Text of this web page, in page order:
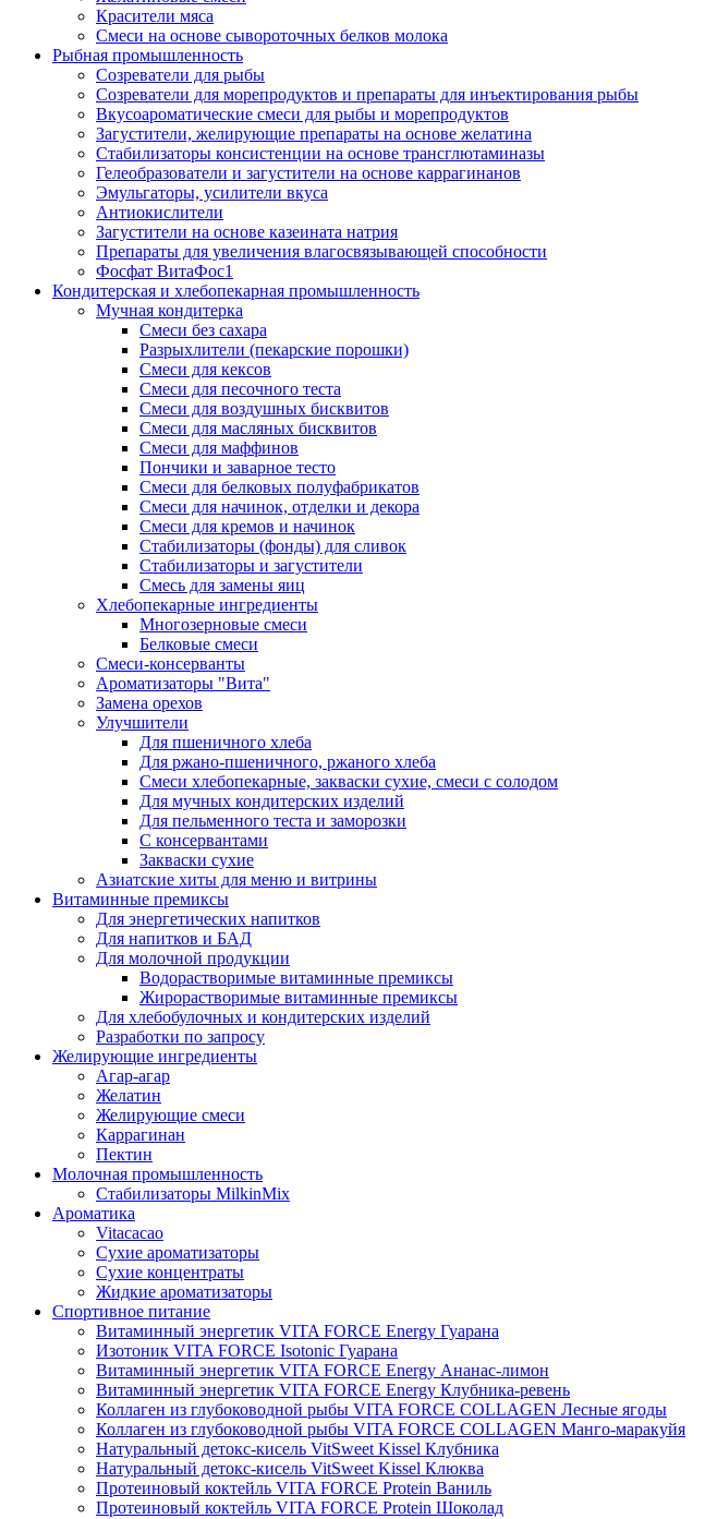
Красители мяса
Смеси на основе сывороточных белков молока
Рыбная промышленность
Созреватели для рыбы
Созреватели для морепродуктов и препараты для инъектирования рыбы
Вкусоароматические смеси для рыбы и морепродуктов
Загустители, желирующие препараты на основе желатина
Стабилизаторы консистенции на основе трансглютаминазы
Гелеобразователи и загустители на основе каррагинанов
Эмульгаторы, усилители вкуса
Антиокислители
Загустители на основе казеината натрия
Препараты для увеличения влагосвязывающей способности
Фосфат ВитаФос1
Кондитерская и хлебопекарная промышленность
Мучная кондитерка
Смеси без сахара
Разрыхлители (пекарские порошки)
Смеси для кексов
Смеси для песочного теста
Смеси для воздушных бисквитов
Смеси для масляных бисквитов
Смеси для маффинов
Пончики и заварное тесто
Cмеси для белковых полуфабрикатов
Смеси для начинок, отделки и декора
Смеси для кремов и начинок
Стабилизаторы (фонды) для сливок
Стабилизаторы и загустители
Смесь для замены яиц
Хлебопекарные ингредиенты
Многозерновые смеси
Белковые смеси
Смеси-консерванты
Ароматизаторы "Вита"
Замена орехов
Улучшители
Для пшеничного хлеба
Для ржано-пшеничного, ржаного хлеба
Смеси хлебопекарные, закваски сухие, смеси с солодом
Для мучных кондитерских изделий
Для пельменного теста и заморозки
С консервантами
Закваски сухие
Азиатские хиты для меню и витрины
Витаминные премиксы
Для энергетических напитков
Для напитков и БАД
Для молочной продукции
Водорастворимые витаминные премиксы
Жирорастворимые витаминные премиксы
Для хлебобулочных и кондитерских изделий
Разработки по запросу
Желирующие ингредиенты
Агар-агар
Желатин
Желирующие смеси
Каррагинан
Пектин
Молочная промышленность
Стабилизаторы MilkinMix
Ароматика
Vitacacao
Сухие ароматизаторы
Сухие концентраты
Жидкие ароматизаторы
Спортивное питание
Витаминный энергетик VITA FORCE Energy Гуарана
Изотоник VITA FORCE Isotonic Гуарана
Витаминный энергетик VITA FORCE Energy Ананас-лимон
Витаминный энергетик VITA FORCE Energy Клубника-ревень
Коллаген из глубоководной рыбы VITA FORCE COLLAGEN Лесные ягоды
Коллаген из глубоководной рыбы VITA FORCE COLLAGEN Манго-маракуйя
Натуральный детокс-кисель VitSweet Kissel Клубника
Натуральный детокс-кисель VitSweet Kissel Клюква
Протеиновый коктейль VITA FORCE Protein Ваниль
Протеиновый коктейль VITA FORCE Protein Шоколад